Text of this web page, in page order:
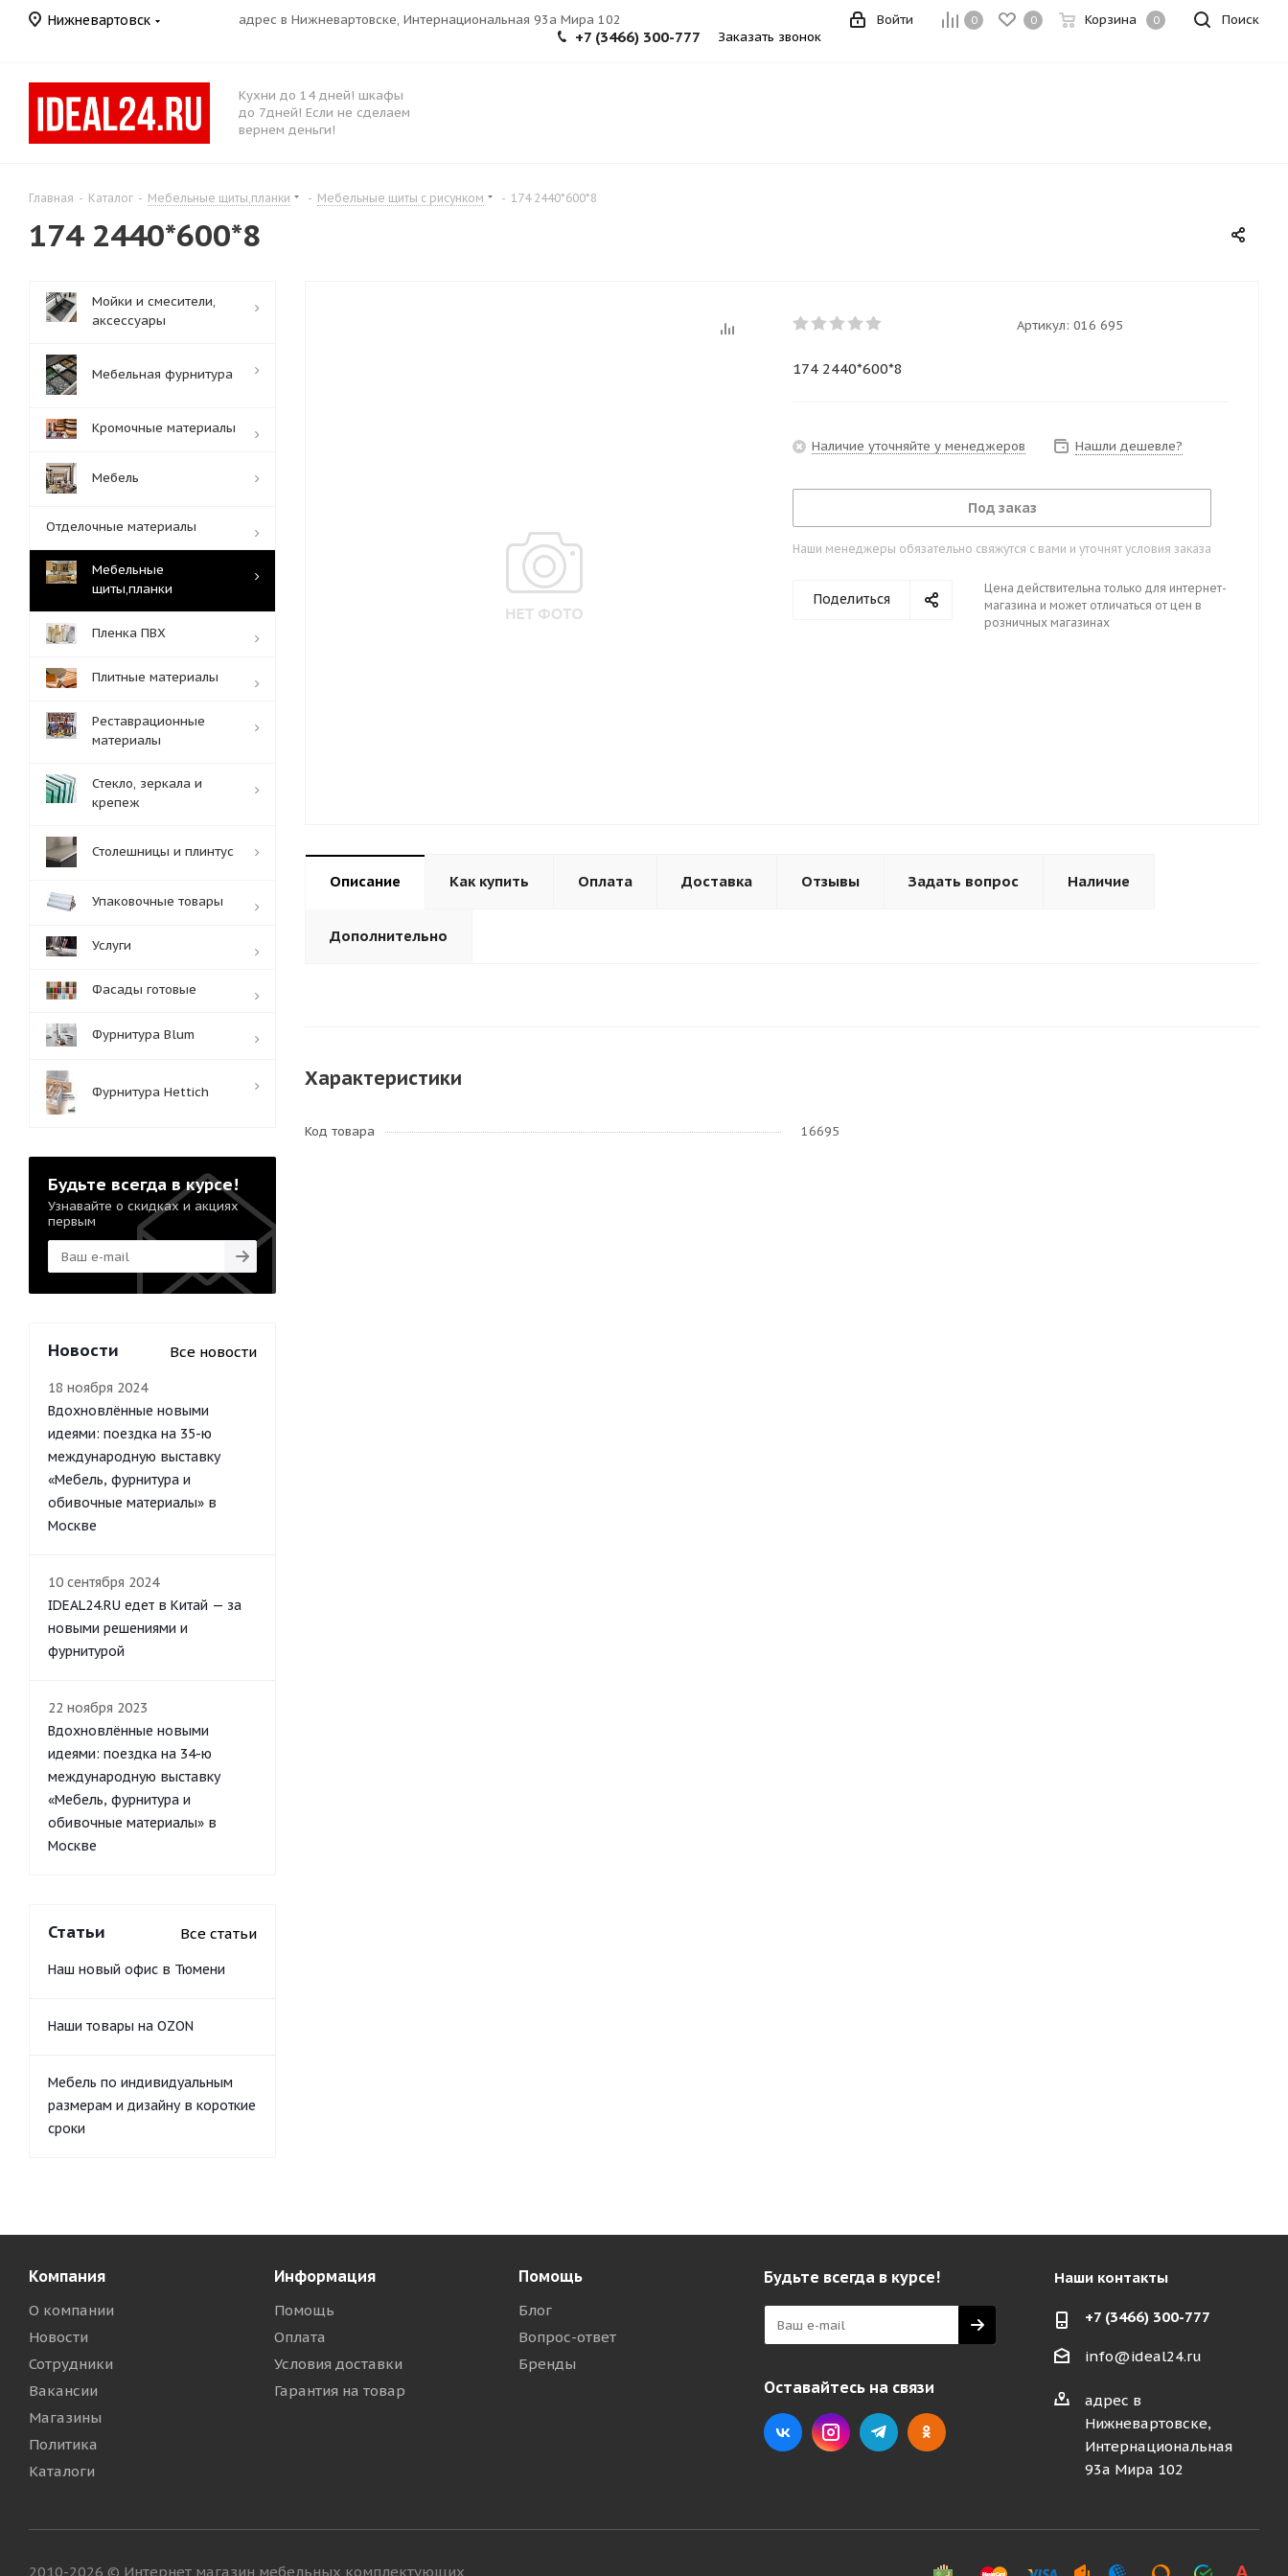
Нижневартовск адрес в Нижневартовске, Интернациональная 93а Мира 102 Поиск
0 0 Корзина 0
Войти
+7 (3466) 300-777 Заказать звонок
Кухни до 14 дней! шкафы
до 7дней! Если не сделаем
вернем деньги!
Главная - Каталог - Мебельные щиты,планки - Мебельные щиты с рисунком - 174 2440*600*8
174 2440*600*8
Артикул: 016 695
174 2440*600*8
Наличие уточняйте у менеджеров Нашли дешевле?
Под заказ
Наши менеджеры обязательно свяжутся с вами и уточнят условия заказа
Поделиться
Цена действительна только для интернет-
магазина и может отличаться от цен в
розничных магазинах
Описание Как купить Оплата Доставка Отзывы Задать вопрос Наличие
Дополнительно
Характеристики
Код товара 16695
Мойки и смесители,
аксессуары
Мебельная фурнитура
Кромочные материалы
Мебель
Отделочные материалы
Мебельные
щиты,планки
Пленка ПВХ
Плитные материалы
Реставрационные
материалы
Стекло, зеркала и
крепеж
Столешницы и плинтус
Упаковочные товары
Услуги
Фасады готовые
Фурнитура Blum
Фурнитура Hettich
Будьте всегда в курсе!
Узнавайте о скидках и акциях
первым
Новости Все новости
18 ноября 2024
Вдохновлённые новыми
идеями: поездка на 35-ю
международную выставку
«Мебель, фурнитура и
обивочные материалы» в
Москве
10 сентября 2024
IDEAL24.RU едет в Китай — за
новыми решениями и
фурнитурой
22 ноября 2023
Вдохновлённые новыми
идеями: поездка на 34-ю
международную выставку
«Мебель, фурнитура и
обивочные материалы» в
Москве
Статьи Все статьи
Наш новый офис в Тюмени
Наши товары на OZON
Мебель по индивидуальным
размерам и дизайну в короткие
сроки
Компания
О компании
Новости
Сотрудники
Вакансии
Магазины
Политика
Каталоги
Информация
Помощь
Оплата
Условия доставки
Гарантия на товар
Помощь
Блог
Вопрос-ответ
Бренды
Будьте всегда в курсе!
Оставайтесь на связи
Наши контакты
+7 (3466) 300-777
info@ideal24.ru
адрес в
Нижневартовске,
Интернациональная
93а Мира 102
2010-2026 © Интернет магазин мебельных комплектующих